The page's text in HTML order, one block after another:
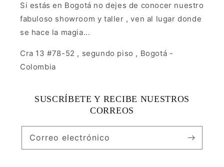
Si estás en Bogotá no dejes de conocer nuestro
fabuloso showroom y taller , ven al lugar donde
se hace la magia...
Cra 13 #78-52 , segundo piso , Bogotá -
Colombia
SUSCRÍBETE Y RECIBE NUESTROS
CORREOS
Correo electrónico